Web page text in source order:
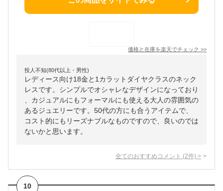
価格と在庫を楽天でチェック >>
投人不知(80代以上・男性)
レディース向け18金と1カラットダイヤクラスのネック
レスです。シンプルでオシャレなデザインになっており
、カジュアルにもフォーマルにも使える大人の雰囲気の
あるジュエリーです。50代の方にも合うアイテムで、
コスト的にもリーズナブルなものですので、良いのでは
ないかと思います。
全てのおすすめコメント (2件) >
10